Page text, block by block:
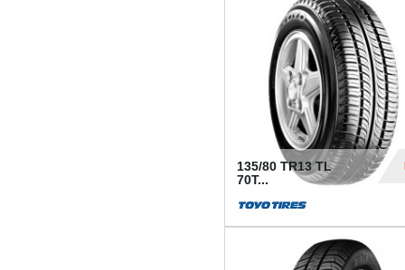
135/80 TR13 TL
70T...